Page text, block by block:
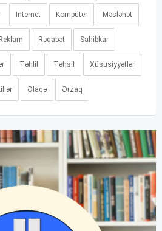
Internet Kompüter Məsləhət
Reklam Rəqabət Sahibkar
Təhlil Təhsil Xüsusiyyətlər
Əlaqə Ərzaq